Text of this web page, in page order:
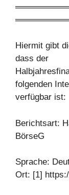
Hiermit gibt
dass der
folgenden
verfügbar ist:
Berichtsart:
BörseG
Sprache:
Ort: [1]